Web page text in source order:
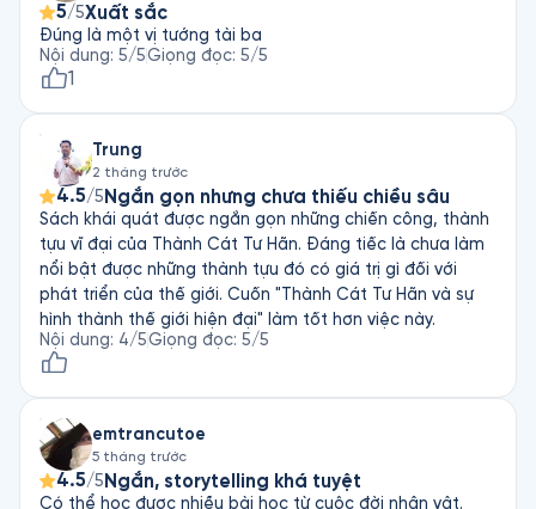
5/5Xuất sắc
Đúng là một vị tướng tài ba
Nội dung: 5/5Giọng đọc: 5/5
1
Trung
2 tháng trước
4.5/5 Ngắn gọn nhưng chưa thiếu chiều sâu
Sách khái quát được ngắn gọn những chiến công, thành
tựu vĩ đại của Thành Cát Tư Hãn. Đáng tiếc là chưa làm
nổi bật được những thành tựu đó có giá trị gì đối với
phát triển của thế giới. Cuốn "Thành Cát Tư Hãn và sự
hình thành thế giới hiện đại" làm tốt hơn việc này.
Nội dung: 4/5Giọng đọc: 5/5
emtrancutoe
5 tháng trước
4.5/5 Ngắn, storytelling khá tuyệt
Có thể học được nhiều bài học từ cuộc đời nhân vật.